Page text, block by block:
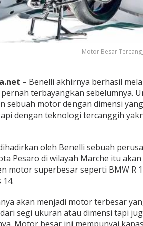
Motor Besar
– Benelli akhirnya berhasil
terbayangkan sebelumnya.
sebuah motor dengan dimensi
dengan teknologi tercanggih
oleh Benelli sebuah
Pesaro di wilayah Marche itu
motor superbesar seperti BMW R
akan menjadi motor terbesar
segi ukuran atau dimensi tapi